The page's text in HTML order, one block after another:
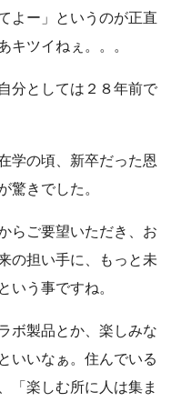
よー」というのが正直
キツイねぇ。。。
分としては２８年前で
学の頃、新卒だった恩
驚きでした。
らご要望いただき、お
の担い手に、もっと未
いう事ですね。
ボ製品とか、楽しみな
いいなぁ。住んでいる
「楽しむ所に人は集ま